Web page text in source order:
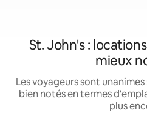
St. John's :
mieux
Les voyageurs sont
bien notés en termes
plus